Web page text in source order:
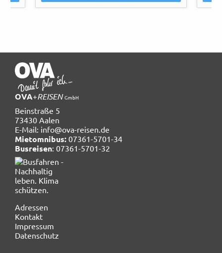
OVA+REISEN GmbH
Beinstraße 5
73430 Aalen
E-Mail: info@ova-reisen.de
Mietomnibus: 07361-5701-34
Busreisen: 07361-5701-32
Navigation
überspringen
Adressen
Kontakt
Impressum
Datenschutz